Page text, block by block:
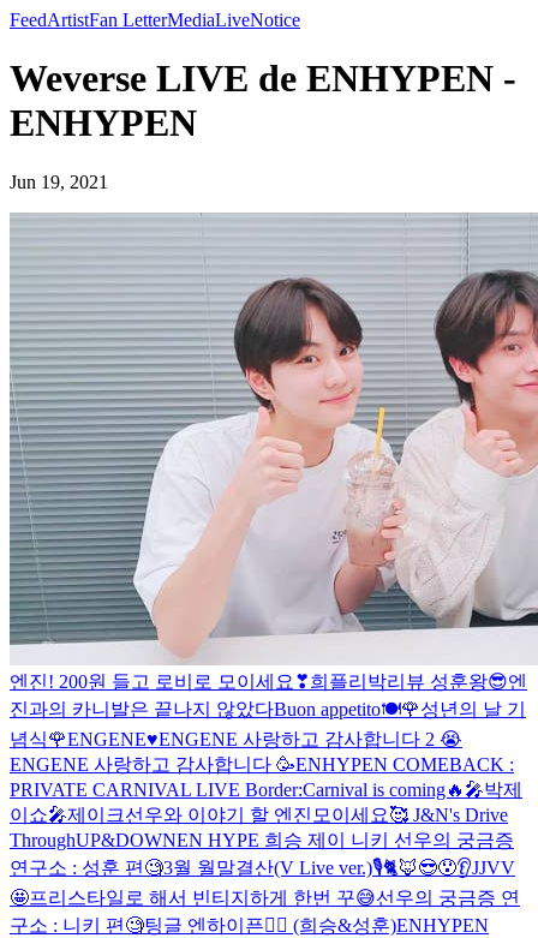
FeedArtistFan LetterMediaLiveNotice
Weverse LIVE de ENHYPEN -
ENHYPEN
Jun 19, 2021
엔진! 200원 들고 로비로 모이세요❣희플리 박리뷰 성훈왕😎엔
진과의 카니발은 끝나지 않았다Buon appetito🍽🌹성년의 날 기
념식🌹ENGENE♥️ENGENE 사랑하고 감사합니다 2 😭
ENGENE 사랑하고 감사합니다 🥳ENHYPEN COMEBACK :
PRIVATE CARNIVAL LIVE Border:Carnival is coming🔥 🎤박제
이쇼🎤제이크선우와 이야기 할 엔진모이세요🥰 J&N's Drive
ThroughUP&DOWNEN HYPE 희승 제이 니키
선우의 궁금증
연구소 : 성훈 편🧐3월 월말결산(V Live ver.)🎙🐈🦊😎😯👂JJVV
🤩프리스타일로 해서 빈티지하게 한번 꾸😅선우의 궁금증 연
구소 : 니키 편🧐팅글 엔하이픈👂🏼 (희승&성훈)ENHYPEN